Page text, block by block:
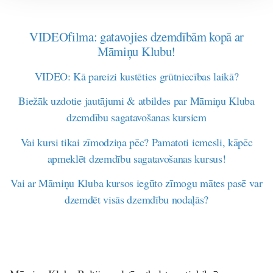
VIDEOfilma: gatavojies dzemdībām kopā ar
Māmiņu Klubu!
VIDEO: Kā pareizi kustēties grūtniecības laikā?
Biežāk uzdotie jautājumi & atbildes par Māmiņu Kluba
dzemdību sagatavošanas kursiem
Vai kursi tikai zīmodziņa pēc? Pamatoti iemesli, kāpēc
apmeklēt dzemdību sagatavošanas kursus!
Vai ar Māmiņu Kluba kursos iegūto zīmogu mātes pasē var
dzemdēt visās dzemdību nodaļās?